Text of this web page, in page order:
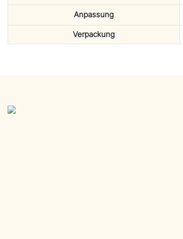
Anpassung
Verpackung